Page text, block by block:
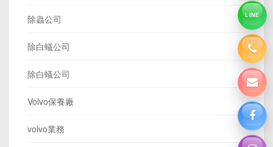
除蟲公司
除白蟻公司
除白蟻公司
Volvo保養廠
volvo業務
LINE